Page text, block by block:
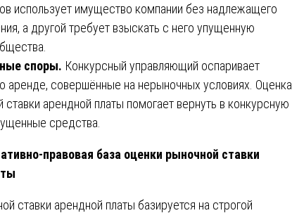
использует имущество компании без надлежащего
а другой требует взыскать с него упущенную
споры. Конкурсный управляющий оспаривает
аренде, совершённые на нерыночных условиях. Оценка
ставки арендной платы помогает вернуть в конкурсную
средства.
правовая база оценки рыночной ставки
ставки арендной платы базируется на строгой